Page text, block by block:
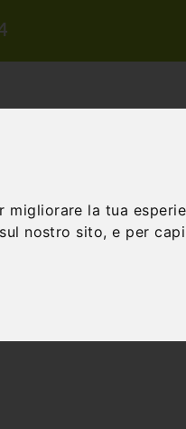
la tua
nostro sito, e per
PROPOSTE